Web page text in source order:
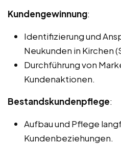
Kundengewinnung:
Identifizierung und
Neukunden in Kirchen
Durchführung von
Kundenaktionen.
Bestandskundenpflege:
Aufbau und Pflege
Kundenbeziehungen.